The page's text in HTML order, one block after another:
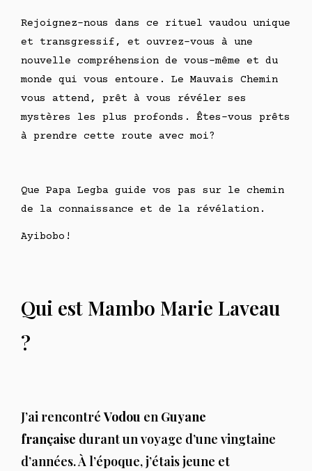
Rejoignez-nous dans ce rituel vaudou unique
et transgressif, et ouvrez-vous à une
nouvelle compréhension de vous-même et du
monde qui vous entoure. Le Mauvais Chemin
vous attend, prêt à vous révéler ses
mystères les plus profonds. Êtes-vous prêts
à prendre cette route avec moi?
Que Papa Legba guide vos pas sur le chemin
de la connaissance et de la révélation.
Ayibobo!
Qui est Mambo Marie Laveau
?
J’ai rencontréVodou en Guyane
française durant un voyage d’une vingtaine
d’années. À l’époque, j’étais jeune et